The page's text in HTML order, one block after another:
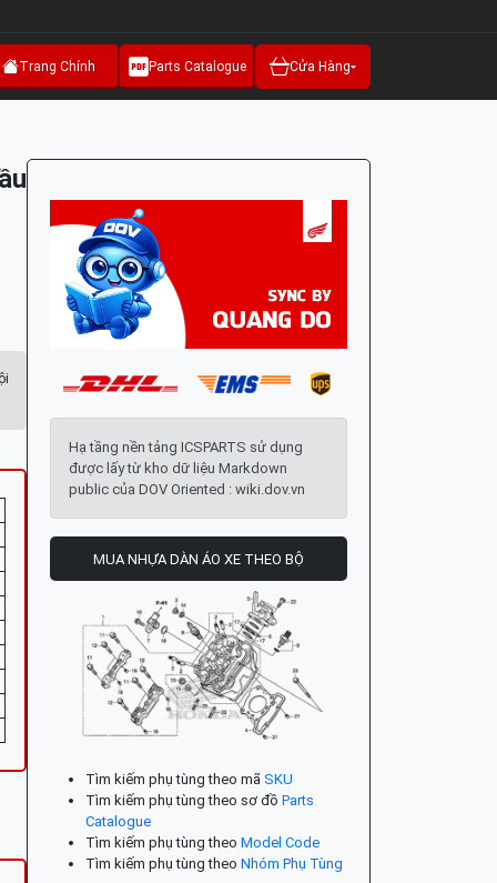
Trang Chính Parts Catalogue Cửa Hàng
Hạ tầng nền tảng ICSPARTS sử dụng
được lấy từ kho dữ liệu Markdown
public của DOV Oriented : wiki.dov.vn
MUA NHỰA DÀN ÁO XE THEO BỘ
Tìm kiếm phụ tùng theo mã SKU
Tìm kiếm phụ tùng theo sơ đồ Parts
Catalogue
Tìm kiếm phụ tùng theo Model Code
Tìm kiếm phụ tùng theo Nhóm Phụ Tùng